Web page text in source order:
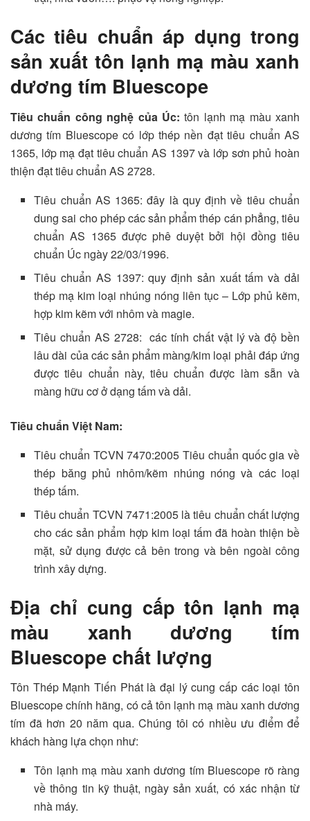
Các tiêu chuẩn áp dụng trong
sản xuất tôn lạnh mạ màu xanh
dương tím Bluescope
Tiêu chuẩn công nghệ của Úc: tôn lạnh mạ màu xanh
dương tím Bluescope có lớp thép nền đạt tiêu chuẩn AS
1365, lớp mạ đạt tiêu chuẩn AS 1397 và lớp sơn phủ hoàn
thiện đạt tiêu chuẩn AS 2728.
Tiêu chuẩn AS 1365: đây là quy định về tiêu chuẩn
dung sai cho phép các sản phẩm thép cán phẳng, tiêu
chuẩn AS 1365 được phê duyệt bởi hội đồng tiêu
chuẩn Úc ngày 22/03/1996.
Tiêu chuẩn AS 1397: quy định sản xuất tấm và dải
thép mạ kim loại nhúng nóng liên tục – Lớp phủ kẽm,
hợp kim kẽm với nhôm và magie.
Tiêu chuẩn AS 2728: các tính chất vật lý và độ bền
lâu dài của các sản phẩm màng/kim loại phải đáp ứng
được tiêu chuẩn này, tiêu chuẩn được làm sẵn và
màng hữu cơ ở dạng tấm và dải.
Tiêu chuẩn Việt Nam:
Tiêu chuẩn TCVN 7470:2005 Tiêu chuẩn quốc gia về
thép băng phủ nhôm/kẽm nhúng nóng và các loại
thép tấm.
Tiêu chuẩn TCVN 7471:2005 là tiêu chuẩn chất lượng
cho các sản phẩm hợp kim loại tấm đã hoàn thiện bề
mặt, sử dụng được cả bên trong và bên ngoài công
trình xây dựng.
Địa chỉ cung cấp tôn lạnh mạ
màu xanh dương tím
Bluescope chất lượng
Tôn Thép Mạnh Tiến Phát là đại lý cung cấp các loại tôn
Bluescope chính hãng, có cả tôn lạnh mạ màu xanh dương
tím đã hơn 20 năm qua. Chúng tôi có nhiều ưu điểm để
khách hàng lựa chọn như:
Tôn lạnh mạ màu xanh dương tím Bluescope rõ ràng
về thông tin kỹ thuật, ngày sản xuất, có xác nhận từ
nhà máy.